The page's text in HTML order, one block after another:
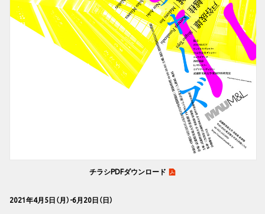
チラシPDFダウンロード
2021年4月5日（月）-6月20日（日）